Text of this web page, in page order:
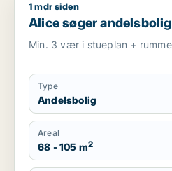
Alice søger andelsbolig i
1 mdr siden
Alice søger
Min. 3 vær i stueplan +
Type
Andelsbolig
Areal
68 - 105 m2